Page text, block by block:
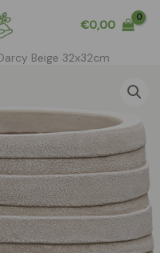
€0,00
Beige 32x32cm